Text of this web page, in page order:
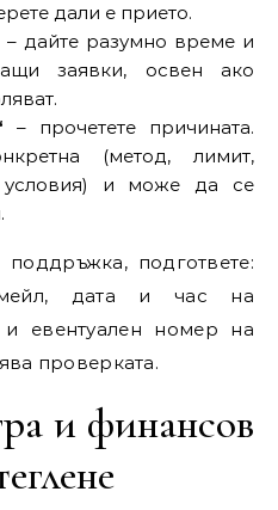
дали е прието.
– дайте разумно време и
заявки, освен ако
– прочетете причината.
(метод, лимит,
условия) и може да се
подгответе:
дата и час на
и евентуален номер на
проверката.
и финансов